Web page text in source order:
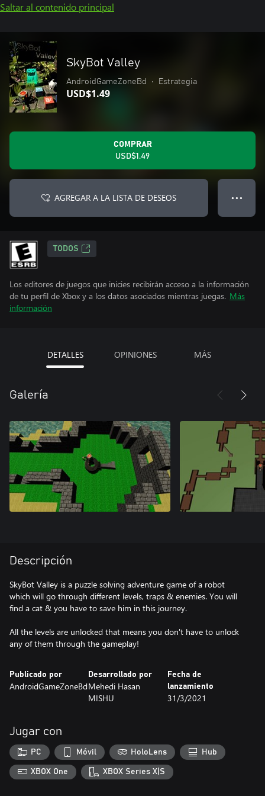
Saltar al contenido principal
SkyBot Valley
AndroidGameZoneBd • Estrategia
USD$1.49
COMPRAR
USD$1.49
AGREGAR A LA LISTA DE DESEOS ● ● ●
TODOS
Los editores de juegos que inicies recibirán acceso a la información
de tu perfil de Xbox y a los datos asociados mientras juegas. Más
información
DETALLES OPINIONES MÁS
Galería
Descripción
SkyBot Valley is a puzzle solving adventure game of a robot
which will go through different levels, traps & enemies. You will
find a cat & you have to save him in this journey.
All the levels are unlocked that means you don't have to unlock
any of them through the gameplay!
Publicado por
AndroidGameZoneBd
Desarrollado por
Mehedi Hasan
MISHU
Fecha de
lanzamiento
31/3/2021
Jugar con
PC Móvil HoloLens Hub
XBOX One XBOX Series X|S